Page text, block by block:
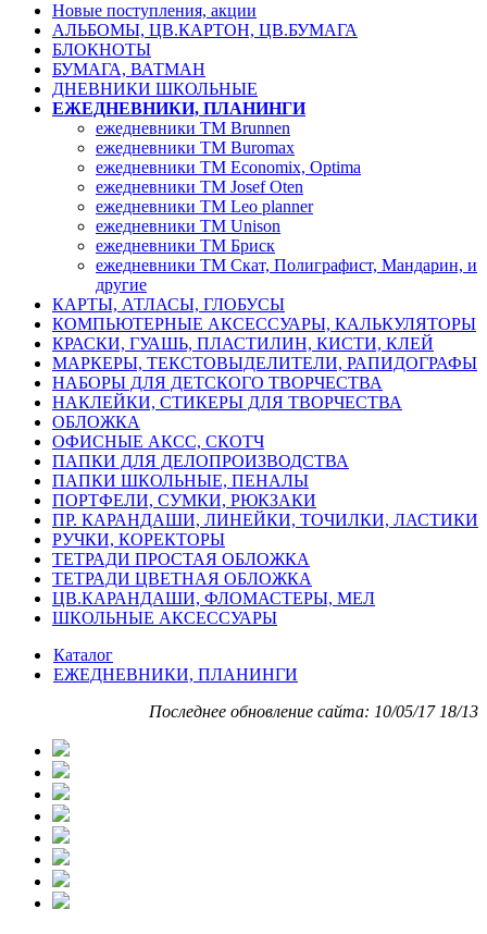
Новые поступления, акции
АЛЬБОМЫ, ЦВ.КАРТОН, ЦВ.БУМАГА
БЛОКНОТЫ
БУМАГА, ВАТМАН
ДНЕВНИКИ ШКОЛЬНЫЕ
ЕЖЕДНЕВНИКИ, ПЛАНИНГИ
ежедневники TM Brunnen
ежедневники ТМ Buromax
ежедневники ТМ Economix, Optima
ежедневники ТМ Josef Oten
ежедневники ТМ Leo planner
ежедневники ТМ Unison
ежедневники ТМ Бриск
ежедневники ТМ Скат, Полиграфист, Мандарин, и
другие
КАРТЫ, АТЛАСЫ, ГЛОБУСЫ
КОМПЬЮТЕРНЫЕ АКСЕССУАРЫ, КАЛЬКУЛЯТОРЫ
КРАСКИ, ГУАШЬ, ПЛАСТИЛИН, КИСТИ, КЛЕЙ
МАРКЕРЫ, ТЕКСТОВЫДЕЛИТЕЛИ, РАПИДОГРАФЫ
НАБОРЫ ДЛЯ ДЕТСКОГО ТВОРЧЕСТВА
НАКЛЕЙКИ, СТИКЕРЫ ДЛЯ ТВОРЧЕСТВА
ОБЛОЖКА
ОФИСНЫЕ АКСС, СКОТЧ
ПАПКИ ДЛЯ ДЕЛОПРОИЗВОДСТВА
ПАПКИ ШКОЛЬНЫЕ, ПЕНАЛЫ
ПОРТФЕЛИ, СУМКИ, РЮКЗАКИ
ПР. КАРАНДАШИ, ЛИНЕЙКИ, ТОЧИЛКИ, ЛАСТИКИ
РУЧКИ, КОРЕКТОРЫ
ТЕТРАДИ ПРОСТАЯ ОБЛОЖКА
ТЕТРАДИ ЦВЕТНАЯ ОБЛОЖКА
ЦВ.КАРАНДАШИ, ФЛОМАСТЕРЫ, МЕЛ
ШКОЛЬНЫЕ АКСЕССУАРЫ
Каталог
ЕЖЕДНЕВНИКИ, ПЛАНИНГИ
Последнее обновление сайта: 10/05/17 18/13